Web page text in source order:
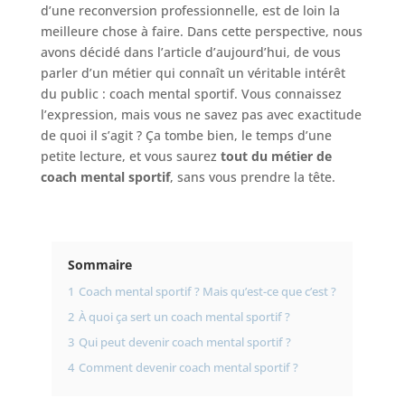
d’une reconversion professionnelle, est de loin la
meilleure chose à faire. Dans cette perspective, nous
avons décidé dans l’article d’aujourd’hui, de vous
parler d’un métier qui connaît un véritable intérêt
du public : coach mental sportif. Vous connaissez
l’expression, mais vous ne savez pas avec exactitude
de quoi il s’agit ? Ça tombe bien, le temps d’une
petite lecture, et vous saurez tout du métier de
coach mental sportif, sans vous prendre la tête.
Sommaire
1 Coach mental sportif ? Mais qu’est-ce que c’est ?
2 À quoi ça sert un coach mental sportif ?
3 Qui peut devenir coach mental sportif ?
4 Comment devenir coach mental sportif ?